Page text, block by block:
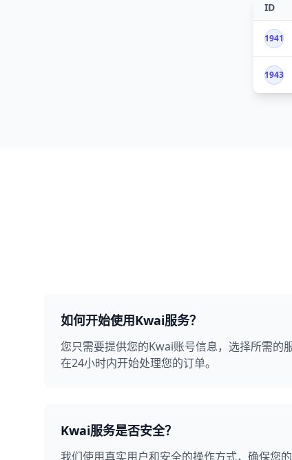
ID
1941
1943
如何开始使用Kwai服务？
您只需要提供您的Kwai账号信息，选择所需的
在24小时内开始处理您的订单。
Kwai服务是否安全？
我们使用真实用户和安全的操作方式，确保您